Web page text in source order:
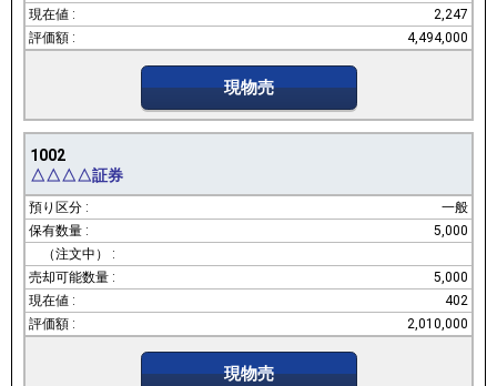
2,247
4,494,000
現物売
1002
△△△△証券
一般
5,000
5,000
402
2,010,000
現物売